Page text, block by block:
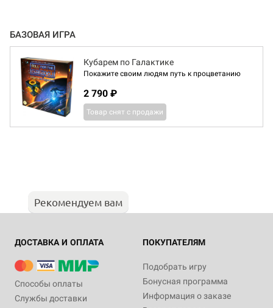
БАЗОВАЯ ИГРА
Кубарем по Галактике
Покажите своим людям путь к процветанию
2 790 ₽
Товар снят с продажи
Рекомендуем вам
ДОСТАВКА И ОПЛАТА
Способы оплаты
Службы доставки
ПОКУПАТЕЛЯМ
Подобрать игру
Бонусная программа
Информация о заказе